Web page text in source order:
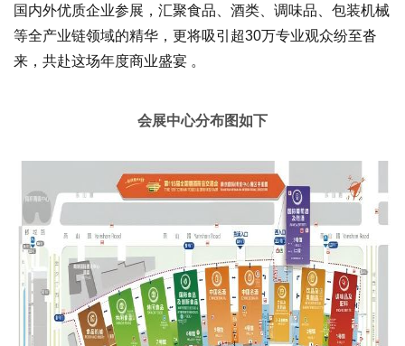
国内外优质企业参展，汇聚食品、酒类、调味品、包装机械
等全产业链领域的精华，更将吸引超30万专业观众纷至沓
来，共赴这场年度商业盛宴 。
会展中心分布图如下